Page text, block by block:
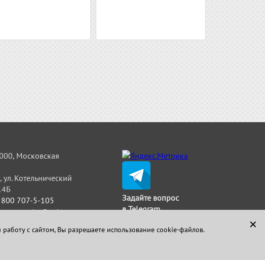
Московская
Котельнический
707-5-105
почта:uplot@strimat.ru
Задайте вопрос
в Telegram
✕
с сайтом, Вы разрешаете использование cookie-файлов.